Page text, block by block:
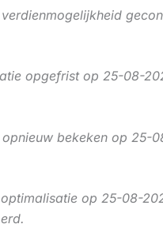
verdienmogelijkheid
opgefrist op 25-08-
bekeken op 25-
op 25-08-